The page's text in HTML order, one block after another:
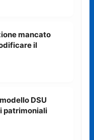
mancato
il
DSU
patrimoniali